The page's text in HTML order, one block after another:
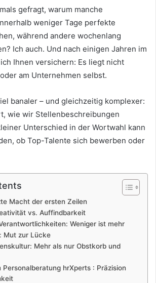
gefragt, warum manche
weniger Tage perfekte
während andere wochenlang
Ich auch. Und nach einigen Jahren im
Ihnen versichern: Es liegt nicht
am Unternehmen selbst.
banaler – und gleichzeitig komplexer:
wie wir Stellenbeschreibungen
Unterschied in der Wortwahl kann
ob Top-Talente sich bewerben oder
Macht der ersten Zeilen
vs. Auffindbarkeit
Weniger ist mehr
Mut zur Lücke
Mehr als nur Obstkorb und
Personalberatung hrXperts : Präzision